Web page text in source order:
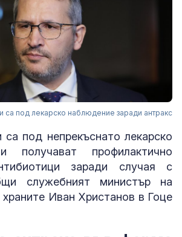
под лекарско наблюдение заради антракс
под непрекъснато лекарско
получават профилактично
заради случая с
служебният министър на
Иван Христанов в Гоце